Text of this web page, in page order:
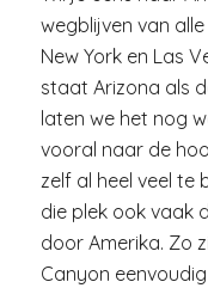
wegblijven van
New York en Las
staat Arizona als
laten we het nog
vooral naar de
zelf al heel veel te
die plek ook vaak
door Amerika. Zo
Canyon